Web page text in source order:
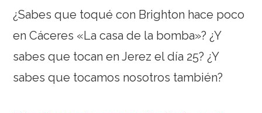
¿Sabes que toqué con Brighton hace poco
en Cáceres «La casa de la bomba»? ¿Y
sabes que tocan en Jerez el día 25? ¿Y
sabes que tocamos nosotros también?